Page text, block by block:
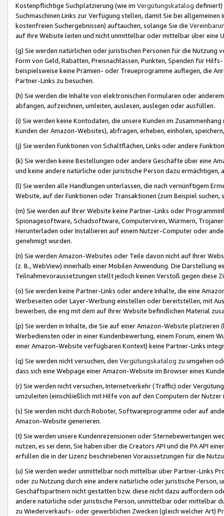
Kostenpflichtige Suchplatzierung (wie im Vergütungskatalog definiert)
Suchmaschinen Links zur Verfügung stellen, damit Sie bei
kostenfreien Suchergebnissen) auftauchen, solange Sie die
auf Ihre Website leiten und nicht unmittelbar oder mittelbar über eine
(g) Sie werden natürlichen oder juristischen Personen für die Nutzung
Form von Geld, Rabatten, Preisnachlässen, Punkten, Spenden für
beispielsweise keine Prämien- oder Treueprogramme auflegen, die
Partner-Links zu besuchen.
(h) Sie werden die Inhalte von elektronischen Formularen oder
abfangen, aufzeichnen, umleiten, auslesen, auslegen oder ausfüllen.
(i) Sie werden keine Kontodaten, die unsere Kunden im
Kunden der Amazon-Websites), abfragen, erheben, einholen,
(j) Sie werden Funktionen von Schaltflächen, Links oder andere
(k) Sie werden keine Bestellungen oder andere Geschäfte über eine
und keine andere natürliche oder juristische Person dazu
(l) Sie werden alle Handlungen unterlassen, die nach vernünftigem
Website, auf der Funktionen oder Transaktionen (zum Beispiel
(m) Sie werden auf Ihrer Website keine Partner-Links oder
Spionagesoftware, Schadsoftware, Computerviren, Würmern,
Herunterladen oder Installieren auf einem Nutzer-Computer oder
genehmigt wurden.
(n) Sie werden Amazon-Websites oder Teile davon nicht auf Ihrer
(z. B., WebView) innerhalb einer Mobilen Anwendung. Die Darstellung
Teilnahmevoraussetzungen stellt jedoch keinen Verstoß gegen diese
(o) Sie werden keine Partner-Links oder andere Inhalte, die eine
Werbeseiten oder Layer-Werbung einstellen oder bereitstellen, mit
bewerben, die eng mit dem auf Ihrer Website befindlichen Material
(p) Sie werden in Inhalte, die Sie auf einer Amazon-Website
Werbediensten oder in einer Kundenbewertung, einem Forum, einem
einer Amazon-Website verfügbaren Kontext) keine Partner-Links
(q) Sie werden nicht versuchen, den Vergütungskatalog zu umgehen
dass sich eine Webpage einer Amazon-Website im Browser eines
(r) Sie werden nicht versuchen, Internetverkehr (Traffic) oder
umzuleiten (einschließlich mit Hilfe von auf den Computern der
(s) Sie werden nicht durch Roboter, Softwareprogramme oder auf
Amazon-Website generieren.
(t) Sie werden unsere Kundenrezensionen oder Sternebewertungen
nutzen, es sei denn, Sie haben über die Creators API und die PA API
erfüllen die in der Lizenz beschriebenen Voraussetzungen für die
(u) Sie werden weder unmittelbar noch mittelbar über Partner-Links
oder zu Nutzung durch eine andere natürliche oder juristische
Geschäftspartnern nicht gestatten bzw. diese nicht dazu auffordern
andere natürliche oder juristische Person, unmittelbar oder mittelbar
zu Wiederverkaufs- oder gewerblichen Zwecken (gleich welcher Art)